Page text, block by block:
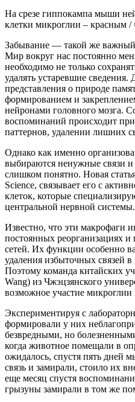
На срезе гиппокампа мыши
клетки микроглии – красным /
Забывание — такой же
Мир вокруг нас постоянно
необходимо не только
удалять устаревшие
представления о природе
формированием и
нейронами головного мозга.
воспоминаний происходит
паттернов, удалении лишних
Однако как именно
выбираются ненужные связи
слишком понятно. Новая
Science, связывает его с
клеток, которые
центральной нервной системы.
Известно, что эти макрофаги
постоянных реорганизациях
сетей. Их функции особенно
удаления избыточных связей в
Поэтому команда китайских
Wang) из Чжэцзянского
возможное участие
Экспериментируя с
формировали у них
безвредными, но
когда животное помещали в
ожидалось, спустя пять дней
связь и замирали, стоило их
еще месяц спустя
грызуны замирали в том же